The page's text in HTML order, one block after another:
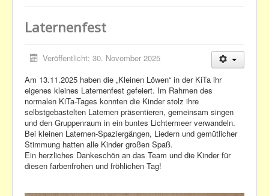
Der Verein
Kindertagesstätte
Beiträge
Impressum
Datenschutzerklärung
Kontakt
Laternenfest
Veröffentlicht: 30. November 2025
Am 13.11.2025 haben die „Kleinen Löwen“ in der KiTa ihr
eigenes kleines Laternenfest gefeiert. Im Rahmen des
normalen KiTa-Tages konnten die Kinder stolz ihre
selbstgebastelten Laternen präsentieren, gemeinsam singen
und den Gruppenraum in ein buntes Lichtermeer verwandeln.
Bei kleinen Laternen-Spaziergängen, Liedern und gemütlicher
Stimmung hatten alle Kinder großen Spaß.
Ein herzliches Dankeschön an das Team und die Kinder für
diesen farbenfrohen und fröhlichen Tag!